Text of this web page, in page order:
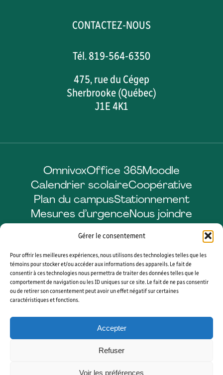
Gérer le consentement
Pour offrir les meilleures expériences, nous utilisons des technologies telles que les
témoins pour stocker et/ou accéder aux informations des appareils. Le fait de
consentir à ces technologies nous permettra de traiter des données telles que le
comportement de navigation ou les ID uniques sur ce site. Le fait de ne pas consentir
ou de retirer son consentement peut avoir un effet négatif sur certaines
caractéristiques et fonctions.
Accepter
Refuser
Voir les préférences
CONTACTEZ-NOUS
Tél. 819-564-6350
475, rue du Cégep
Sherbrooke (Québec)
J1E 4K1
OmnivoxOffice 365Moodle
Calendrier scolaireCoopérative
Plan du campusStationnement
Mesures d’urgenceNous joindre
FacebookLinkedInInstagramYouTube
© 2026 CÉGEP DE SHERBROOKE. TOUS DROITS RÉSERVÉS. AGENCE WEB
PLAN DU SITE GÉRER MES COOKIES